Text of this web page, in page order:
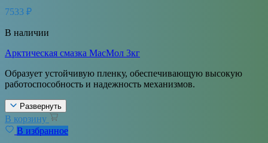
7533 ₽
В наличии
Арктическая смазка МасМол 3кг
Образует устойчивую пленку, обеспечивающую высокую
работоспособность и надежность механизмов.
Развернуть
В корзину
В избранное